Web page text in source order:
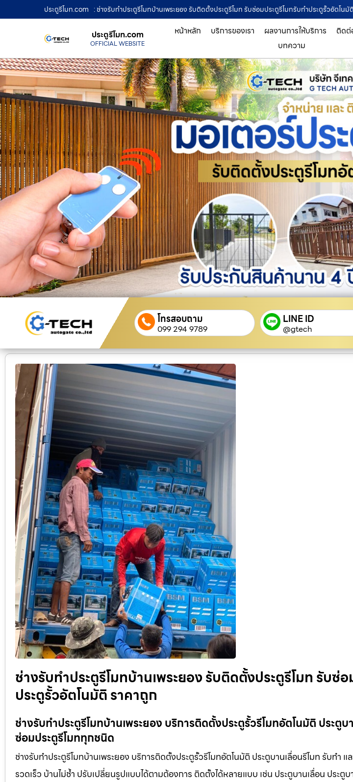
ประตูรีโมท.com : ช่างรับทำประตูรีโมทบ้านเพระยอง รับติดตั้งประตูรีโมท รับซ่อมประตูรีโมทรับทำประตูรั้วอัตโนมั
ประตูรีโมท.com
OFFICIAL WEBSITE
หน้าหลัก บริการของเรา ผลงานการให้บริการ ติดต่
บทความ
โทรสอบถาม
099 294 9789
LINE ID
@gtech
ช่างรับทำประตูรีโมทบ้านเพระยอง รับติดตั้งประตูรีโมท รับซ่
ประตูรั้วอัตโนมัติ ราคาถูก
ช่างรับทำประตูรีโมทบ้านเพระยอง บริการติดตั้งประตูรั้วรีโมทอัตโนมัติ ประตูบ
ซ่อมประตูรีโมททุกชนิด
ช่างรับทำประตูรีโมทบ้านเพระยอง บริการติดตั้งประตูรั้วรีโมทอัตโนมัติ ประตูบานเลื่อนรีโมท รับทำ
รวดเร็ว บ้านไม่ช้ำ ปรับเปลี่ยนรูปแบบได้ตามต้องการ ติดตั้งได้หลายแบบ เช่น ประตูบานเลื่อน ประตู